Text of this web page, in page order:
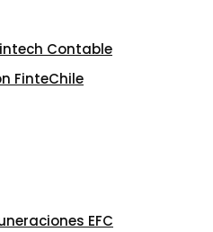
Contable
FinteChile
EFC